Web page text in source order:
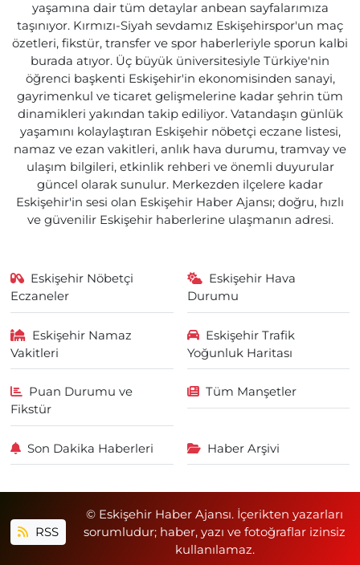
yaşamına dair tüm detaylar anbean sayfalarımıza
taşınıyor. Kırmızı-Siyah sevdamız Eskişehirspor'un maç
özetleri, fikstür, transfer ve spor haberleriyle sporun kalbi
burada atıyor. Üç büyük üniversitesiyle Türkiye'nin
öğrenci başkenti Eskişehir'in ekonomisinden sanayi,
gayrimenkul ve ticaret gelişmelerine kadar şehrin tüm
dinamikleri yakından takip ediliyor. Vatandaşın günlük
yaşamını kolaylaştıran Eskişehir nöbetçi eczane listesi,
namaz ve ezan vakitleri, anlık hava durumu, tramvay ve
ulaşım bilgileri, etkinlik rehberi ve önemli duyurular
güncel olarak sunulur. Merkezden ilçelere kadar
Eskişehir'in sesi olan Eskişehir Haber Ajansı; doğru, hızlı
ve güvenilir Eskişehir haberlerine ulaşmanın adresi.
Eskişehir Nöbetçi
Eczaneler
Eskişehir Hava
Durumu
Eskişehir Namaz
Vakitleri
Eskişehir Trafik
Yoğunluk Haritası
Puan Durumu ve
Fikstür
Tüm Manşetler
Son Dakika Haberleri Haber Arşivi
RSS
© Eskişehir Haber Ajansı. İçerikten yazarları
sorumludur; haber, yazı ve fotoğraflar izinsiz
kullanılamaz.